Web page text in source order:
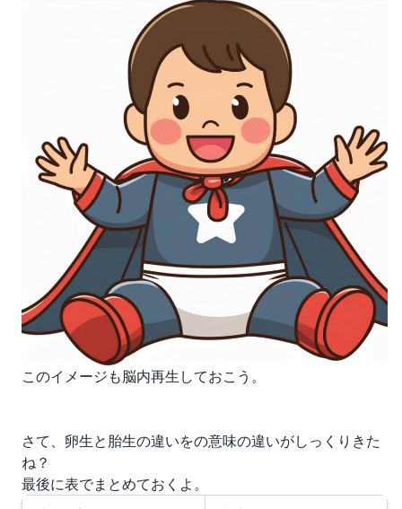
このイメージも脳内再生しておこう。
さて、卵生と胎生の違いをの意味の違いがしっくりきた
ね？
最後に表でまとめておくよ。